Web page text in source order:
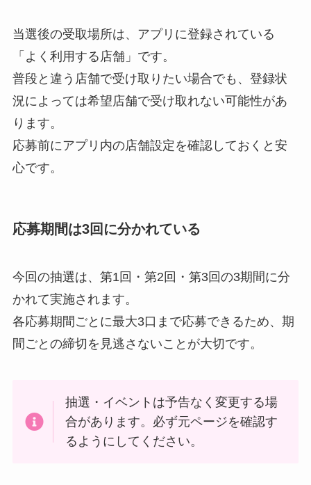
当選後の受取場所は、アプリに登録されている
「よく利用する店舗」です。
普段と違う店舗で受け取りたい場合でも、登録状
況によっては希望店舗で受け取れない可能性があ
ります。
応募前にアプリ内の店舗設定を確認しておくと安
心です。
応募期間は3回に分かれている
今回の抽選は、第1回・第2回・第3回の3期間に分
かれて実施されます。
各応募期間ごとに最大3口まで応募できるため、期
間ごとの締切を見逃さないことが大切です。
抽選・イベントは予告なく変更する場
合があります。必ず元ページを確認す
るようにしてください。